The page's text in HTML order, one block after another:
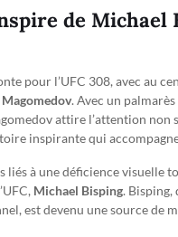
de
pour l’UFC 308, avec au
Magomedov. Avec un
attire l’attention non
inspirante qui
liés à une déficience visuelle
Michael Bisping. Bisping,
est devenu une source de